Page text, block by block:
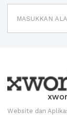
Website dan